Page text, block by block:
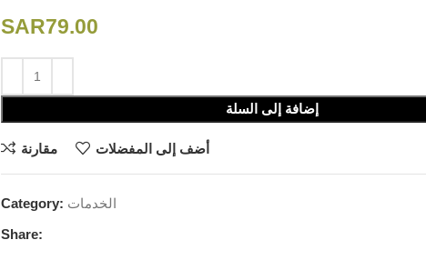
SAR79.00
إضافة إلى السلة
مقارنة أضف إلى المفضلات
Category: الخدمات
Share: